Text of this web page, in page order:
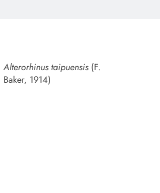
Alterorhinus taipuensis (F.
Baker, 1914)